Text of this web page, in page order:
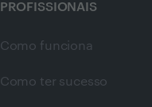
PROFISSIONAIS
Como funciona
Como ter sucesso